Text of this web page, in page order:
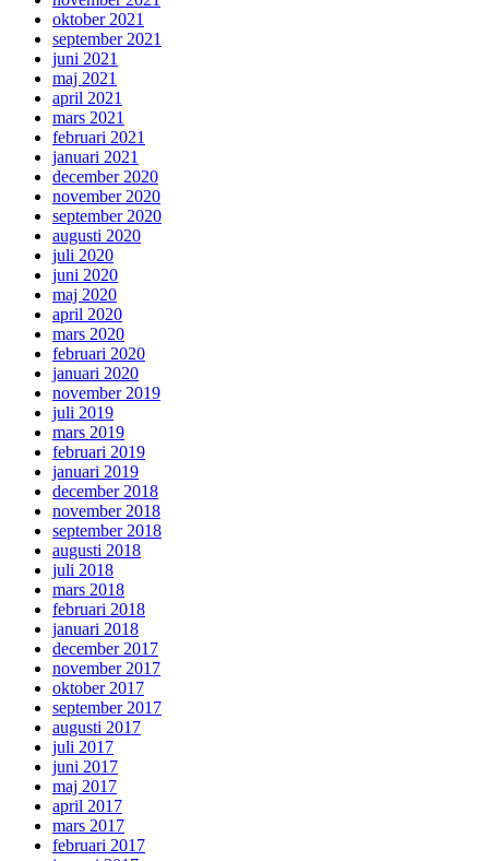
oktober 2021
september 2021
juni 2021
maj 2021
april 2021
mars 2021
februari 2021
januari 2021
december 2020
november 2020
september 2020
augusti 2020
juli 2020
juni 2020
maj 2020
april 2020
mars 2020
februari 2020
januari 2020
november 2019
juli 2019
mars 2019
februari 2019
januari 2019
december 2018
november 2018
september 2018
augusti 2018
juli 2018
mars 2018
februari 2018
januari 2018
december 2017
november 2017
oktober 2017
september 2017
augusti 2017
juli 2017
juni 2017
maj 2017
april 2017
mars 2017
februari 2017